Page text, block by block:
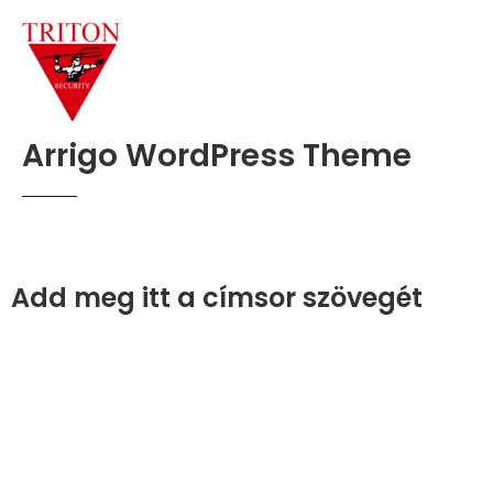
Arrigo WordPress Theme
Add meg itt a címsor szövegét